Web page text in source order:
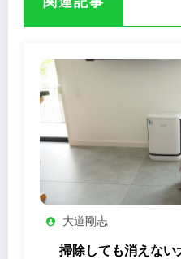
大道剛志
掃除しても消えない